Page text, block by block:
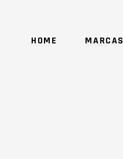
HOME MARCAS